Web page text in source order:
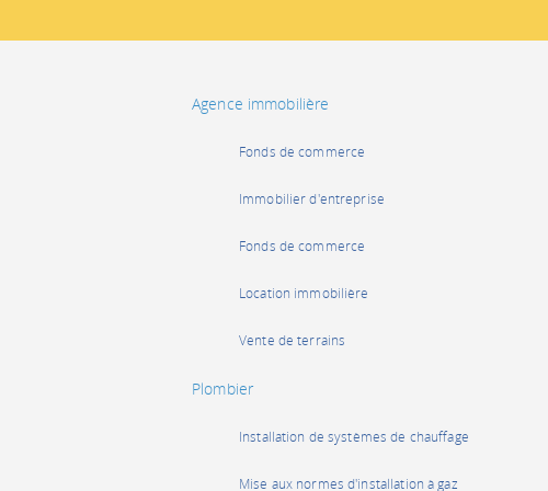
Agence immobilière
Fonds de commerce
Immobilier d'entreprise
Fonds de commerce
Location immobilière
Vente de terrains
Plombier
Installation de systèmes de chauffage
Mise aux normes d'installation à gaz